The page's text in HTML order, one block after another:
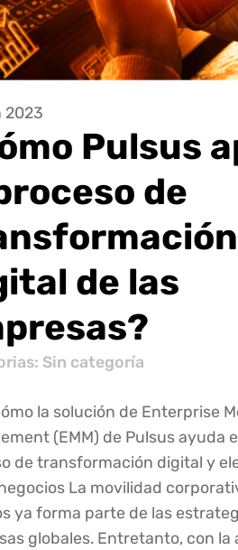
2023
Pulsus
de
de las
Sin categoría
la solución de Enterprise
(EMM) de Pulsus ayuda
de transformación digital y
La movilidad
ya forma parte de las
globales. Entretanto, con la